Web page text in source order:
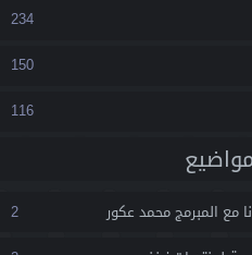
234
150
116
2